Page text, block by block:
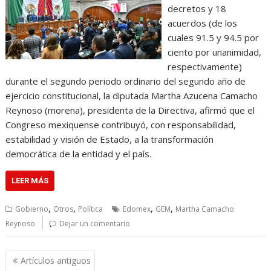
decretos y 18
acuerdos (de los
cuales 91.5 y 94.5 por
ciento por unanimidad,
respectivamente)
durante el segundo periodo ordinario del segundo año de
ejercicio constitucional, la diputada Martha Azucena Camacho
Reynoso (morena), presidenta de la Directiva, afirmó que el
Congreso mexiquense contribuyó, con responsabilidad,
estabilidad y visión de Estado, a la transformación
democrática de la entidad y el país.
LEER MÁS
Gobierno, Otros, Política Edomex, GEM, Martha Camacho
Reynoso
Dejar un comentario
N Artículos antiguos